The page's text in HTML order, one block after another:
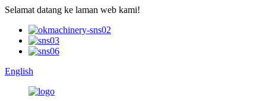
Selamat datang ke laman web kami!
English